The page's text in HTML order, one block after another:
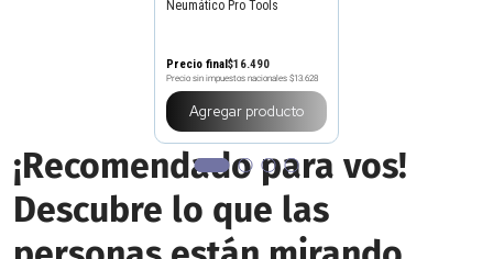
Neumático Pro Tools
Precio final$16.490
Precio sin impuestos nacionales $13.628
Agregar producto
¡Recomendado para vos!
Descubre lo que las